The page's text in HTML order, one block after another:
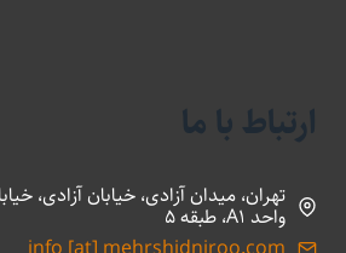
ارتباط با ما
تهران، میدان آزادی، خیابان آزادی،
واحد A1، طبقه 5